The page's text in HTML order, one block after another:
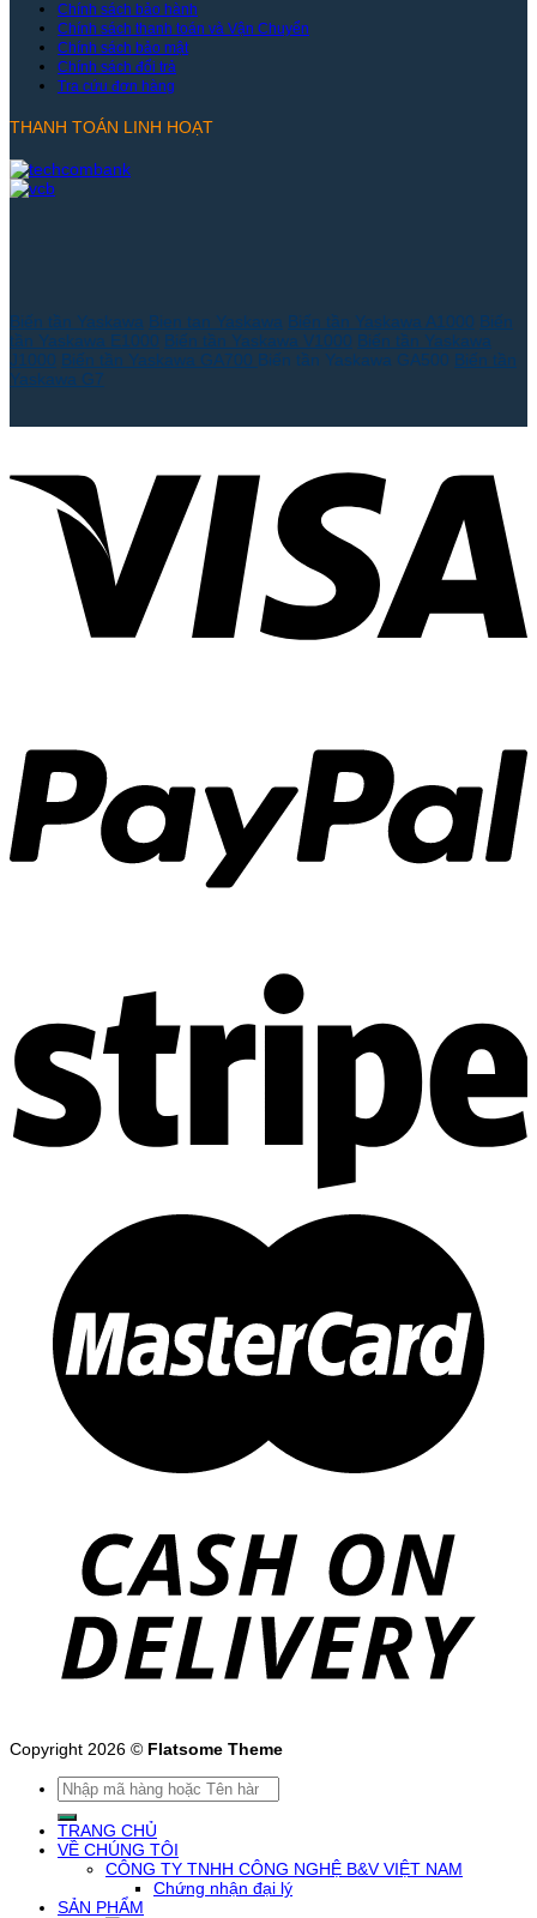
Chính sách bảo hành
Chính sách thanh toán và Vận Chuyển
Chính sách bảo mật
Chính sách đổi trả
Tra cứu đơn hàng
THANH TOÁN LINH HOẠT
Biến tần Yaskawa Bien tan Yaskawa Biến tần Yaskawa A1000 Biến
tần Yaskawa E1000 Biến tần Yaskawa V1000 Biến tần Yaskawa
J1000 Biến tần Yaskawa GA700 Biến tần Yaskawa GA500 Biến tần
Yaskawa G7
Copyright 2026 © Flatsome Theme
Tìm
kiếm:
TRANG CHỦ
VỀ CHÚNG TÔI
CÔNG TY TNHH CÔNG NGHỆ B&V VIỆT NAM
Chứng nhận đại lý
SẢN PHẨM